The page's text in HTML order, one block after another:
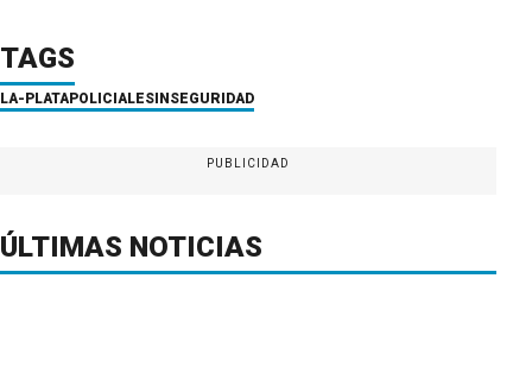
TAGS
LA-PLATAPOLICIALESINSEGURIDAD
PUBLICIDAD
ÚLTIMAS NOTICIAS